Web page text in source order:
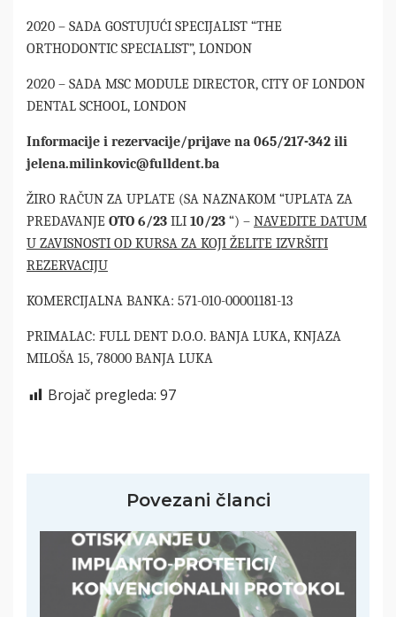
2020 – SADA GOSTUJUĆI SPECIJALIST “THE
ORTHODONTIC SPECIALIST”, LONDON
2020 – SADA MSC MODULE DIRECTOR, CITY OF LONDON
DENTAL SCHOOL, LONDON
Informacije i rezervacije/prijave na 065/217-342 ili
jelena.milinkovic@fulldent.ba
ŽIRO RAČUN ZA UPLATE (SA NAZNAKOM “UPLATA ZA
PREDAVANJE OTO 6/23 ILI 10/23 “) – NAVEDITE DATUM
U ZAVISNOSTI OD KURSA ZA KOJI ŽELITE IZVRŠITI
REZERVACIJU
KOMERCIJALNA BANKA: 571-010-00001181-13
PRIMALAC: FULL DENT D.O.O. BANJA LUKA, KNJAZA
MILOŠA 15, 78000 BANJA LUKA
Brojač pregleda: 97
Povezani članci